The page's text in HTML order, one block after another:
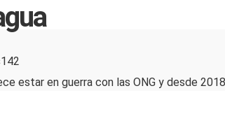
142
estar en guerra con las ONG y desde